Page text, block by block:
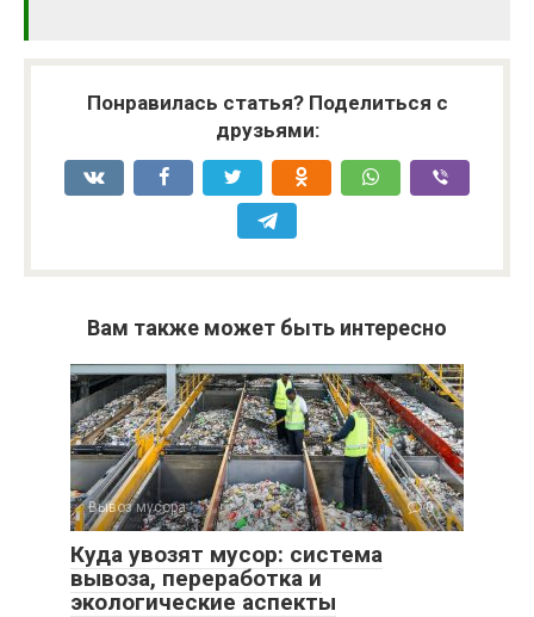
Понравилась статья? Поделиться с
друзьями:
Вам также может быть интересно
Вывоз мусора 0
Куда увозят мусор: система
вывоза, переработка и
экологические аспекты